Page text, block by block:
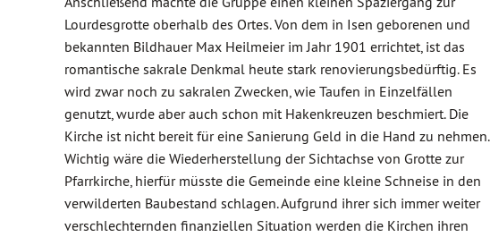
Lourdesgrotte oberhalb des Ortes. Von dem in Isen geborenen und
bekannten Bildhauer Max Heilmeier im Jahr 1901 errichtet, ist das
romantische sakrale Denkmal heute stark renovierungsbedürftig. Es
wird zwar noch zu sakralen Zwecken, wie Taufen in Einzelfällen
genutzt, wurde aber auch schon mit Hakenkreuzen beschmiert. Die
Kirche ist nicht bereit für eine Sanierung Geld in die Hand zu nehmen.
Wichtig wäre die Wiederherstellung der Sichtachse von Grotte zur
Pfarrkirche, hierfür müsste die Gemeinde eine kleine Schneise in den
verwilderten Baubestand schlagen. Aufgrund ihrer sich immer weiter
verschlechternden finanziellen Situation werden die Kirchen ihren